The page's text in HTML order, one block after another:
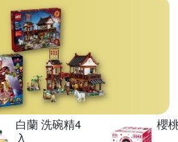
白蘭 洗碗精4
入
櫻